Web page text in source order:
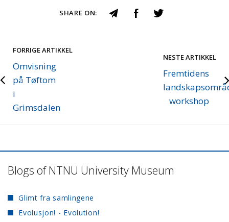
SHARE ON:
FORRIGE ARTIKKEL
Omvisning
på Tøftom
i
Grimsdalen
NESTE ARTIKKEL
Fremtidens
workshop
Blogs of NTNU University Museum
Glimt fra samlingene
Evolusjon! - Evolution!